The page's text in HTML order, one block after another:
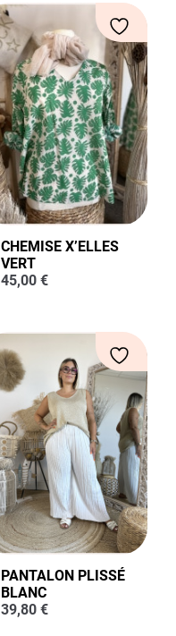
CHEMISE X’ELLES
VERT
45,00 €
PANTALON PLISSÉ
BLANC
39,80 €